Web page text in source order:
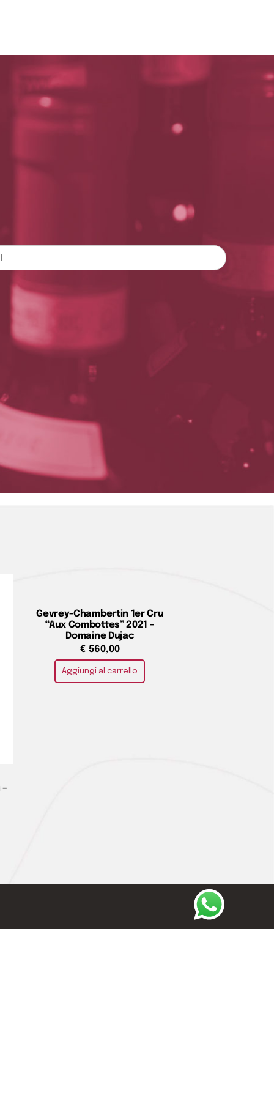
–
Gevrey-Chambertin 1er Cru
“Aux Combottes” 2021 –
Domaine Dujac
€ 560,00
Aggiungi al carrello